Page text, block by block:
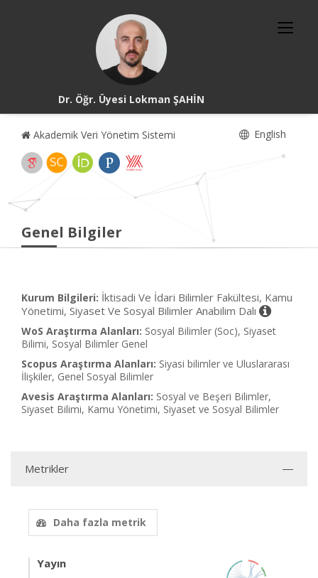
Dr. Öğr. Üyesi Lokman ŞAHİN
Akademik Veri Yönetim Sistemi English
Genel Bilgiler
Kurum Bilgileri: İktisadi Ve İdari Bilimler Fakültesi, Kamu
Yönetimi, Siyaset Ve Sosyal Bilimler Anabilim Dalı
WoS Araştırma Alanları: Sosyal Bilimler (Soc), Siyaset
Bilimi, Sosyal Bilimler Genel
Scopus Araştırma Alanları: Siyasi bilimler ve Uluslararası
İlişkiler, Genel Sosyal Bilimler
Avesis Araştırma Alanları: Sosyal ve Beşeri Bilimler,
Siyaset Bilimi, Kamu Yönetimi, Siyaset ve Sosyal Bilimler
Metrikler
Daha fazla metrik
Yayın